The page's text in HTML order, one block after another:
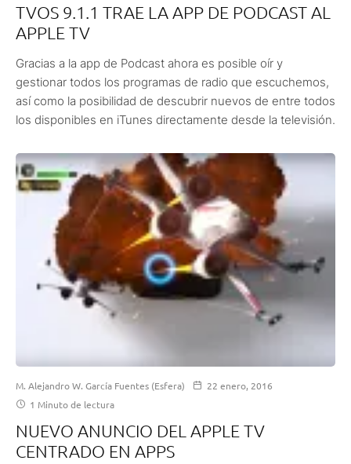
TVOS 9.1.1 TRAE LA APP DE PODCAST AL
APPLE TV
Gracias a la app de Podcast ahora es posible oír y
gestionar todos los programas de radio que escuchemos,
así como la posibilidad de descubrir nuevos de entre todos
los disponibles en iTunes directamente desde la televisión.
M. Alejandro W. García Fuentes (Esfera)
22 enero, 2016
1 Minuto de lectura
NUEVO ANUNCIO DEL APPLE TV
CENTRADO EN APPS